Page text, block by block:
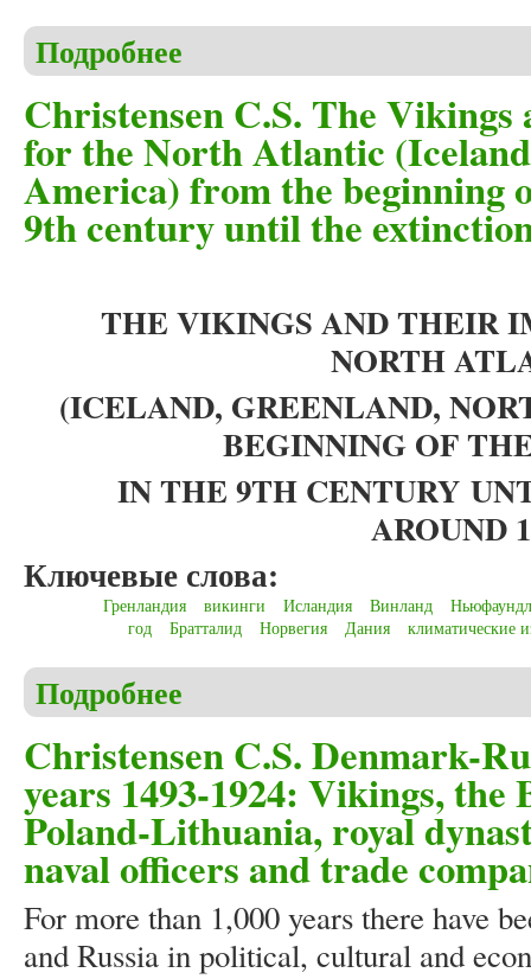
Подробнее
Christensen C.S. The
for the North Atlantic
America) from the beginning
9th century until the
THE VIKINGS AND THEIR
NORTH
(ICELAND, GREENLAND,
BEGINNING OF
IN THE 9TH CENTURY
AROUND
Ключевые слова:
Гренландия викинги Исландия Винланд
год
Братталид Норвегия Дания климатические
Подробнее
Christensen C.S. Denmark-
years 1493-1924: Vikings, the
Poland-Lithuania, royal
naval officers and trade
For more than 1,000 years there have
and Russia in political, cultural and